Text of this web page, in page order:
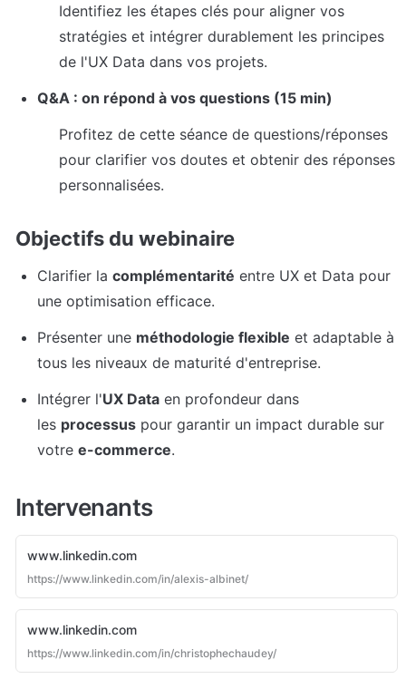
Identifiez les étapes clés pour aligner vos
stratégies et intégrer durablement les principes
de l'UX Data dans vos projets.
Q&A : on répond à vos questions (15 min)
Profitez de cette séance de questions/réponses
pour clarifier vos doutes et obtenir des réponses
personnalisées.
Objectifs du webinaire
Clarifier la complémentarité entre UX et Data pour
une optimisation efficace.
Présenter une méthodologie flexible et adaptable à
tous les niveaux de maturité d'entreprise.
Intégrer l'UX Data en profondeur dans
les processus pour garantir un impact durable sur
votre e-commerce.
Intervenants
www.linkedin.com
https://www.linkedin.com/in/alexis-albinet/
www.linkedin.com
https://www.linkedin.com/in/christophechaudey/